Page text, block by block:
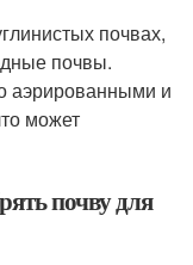
почвах,
почвы.
аэрированными и
может
почву для